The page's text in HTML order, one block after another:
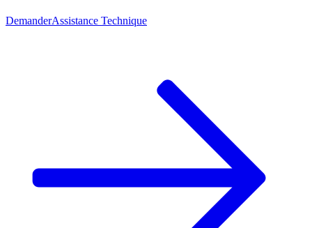
DemanderAssistance Technique